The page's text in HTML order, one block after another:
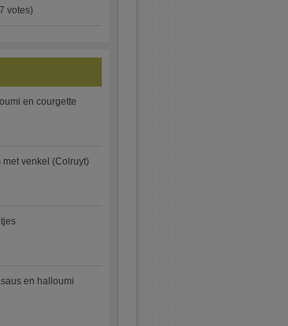
votes)
en courgette
venkel (Colruyt)
en halloumi